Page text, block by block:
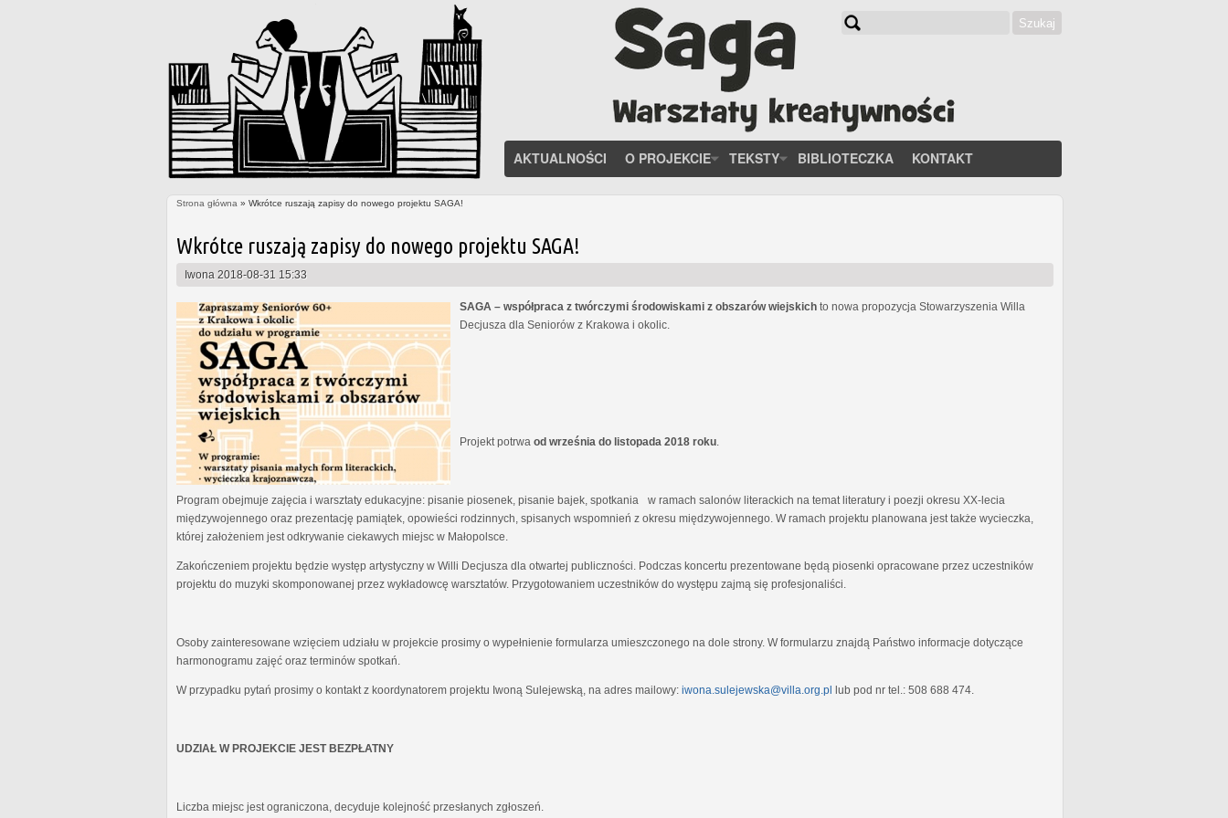
Szukaj
AKTUALNOŚCI O PROJEKCIE TEKSTY BIBLIOTECZKA KONTAKT
Strona główna » Wkrótce ruszają zapisy do nowego projektu SAGA!
Wkrótce ruszają zapisy do nowego projektu SAGA!
Iwona 2018-08-31 15:33
SAGA – współpraca z twórczymi środowiskami z obszarów wiejskich to nowa propozycja Stowarzyszenia Willa
Decjusza dla Seniorów z Krakowa i okolic.
Projekt potrwa od września do listopada 2018 roku
Program obejmuje zajęcia i warsztaty edukacyjne: pisanie piosenek, pisanie bajek, spotkania w ramach salonów literackich na temat literatury i poezji okresu XX-lecia
międzywojennego oraz prezentację pamiątek, opowieści rodzinnych, spisanych wspomnień z okresu międzywojennego. W ramach projektu planowana jest także wycieczka,
której założeniem jest odkrywanie ciekawych miejsc w Małopolsce.
Zakończeniem projektu będzie występ artystyczny w Willi Decjusza dla otwartej publiczności. Podczas koncertu prezentowane będą piosenki opracowane przez uczestników
projektu do muzyki skomponowanej przez wykładowcę warsztatów. Przygotowaniem uczestników do występu zajmą się profesjonaliści.
Osoby zainteresowane wzięciem udziału w projekcie prosimy o wypełnienie formularza umieszczonego na dole strony. W formularzu znajdą Państwo informacje dotyczące
harmonogramu zajęć oraz terminów spotkań.
W przypadku pytań prosimy o kontakt z koordynatorem projektu Iwoną Sulejewską, na adres mailowy: iwona.sulejewska@villa.org.pl lub pod nr tel.: 508 688 474.
UDZIAŁ W PROJEKCIE JEST BEZPŁATNY
Liczba miejsc jest ograniczona, decyduje kolejność przesłanych zgłoszeń.